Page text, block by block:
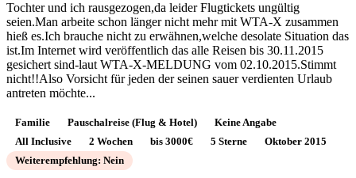
Tochter und ich rausgezogen,da leider Flugtickets ungültig
seien.Man arbeite schon länger nicht mehr mit WTA-X zusammen
hieß es.Ich brauche nicht zu erwähnen,welche desolate Situation das
ist.Im Internet wird veröffentlich das alle Reisen bis 30.11.2015
gesichert sind-laut WTA-X-MELDUNG vom 02.10.2015.Stimmt
nicht!!Also Vorsicht für jeden der seinen sauer verdienten Urlaub
antreten möchte...
Familie Pauschalreise (Flug & Hotel)
Keine Angabe
All Inclusive
2 Wochen bis 3000€ 5 Sterne
Oktober 2015
Weiterempfehlung: Nein